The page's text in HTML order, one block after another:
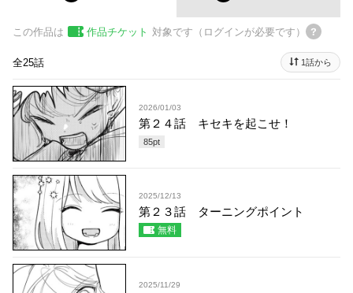
この作品は 作品チケット 対象です（ログインが必要です）
全25話 1話から
2026/01/03
第２４話 キセキを起こせ！
85pt
2025/12/13
第２３話 ターニングポイント
無料
2025/11/29